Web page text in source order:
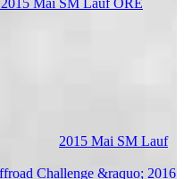
2015 Mai SM Lauf